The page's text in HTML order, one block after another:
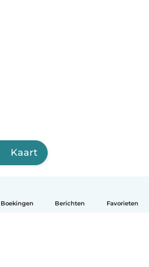
Boekingen Berichten Favorieten
Kaart